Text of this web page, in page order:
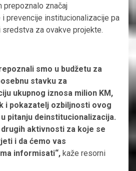
prepoznalo značaj
prevencije institucionalizacije pa
sredstva za ovakve projekte.
smo u budžetu za
stavku za
ukupnog iznosa milion KM,
i pokazatelj ozbiljnosti ovog
pitanju deinstitucionalizacija.
aktivnosti za koje se
i da ćemo vas
informisati“, kaže resorni